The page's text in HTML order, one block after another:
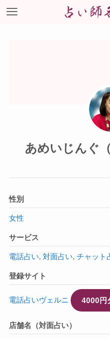
あめいじんぐ
性別
女性
サービス
電話占い, 対面占い, チャット
登録サイト
電話占いヴェルニ 4000円
店舗名（対面占い）